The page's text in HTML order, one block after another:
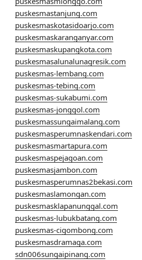
puskesmastanjung.com
puskesmaskotasidoarjo.com
puskesmaskaranganyar.com
puskesmaskupangkota.com
puskesmasalunalunagresik.com
puskesmas-lembang.com
puskesmas-tebing.com
puskesmas-sukabumi.com
puskesmas-jonggol.com
puskesmassungaimalang.com
puskesmasperumnaskendari.com
puskesmasmartapura.com
puskesmaspejagoan.com
puskesmasjambon.com
puskesmasperumnas2bekasi.com
puskesmaslamongan.com
puskesmasklapanunggal.com
puskesmas-lubukbatang.com
puskesmas-cigombong.com
puskesmasdramaga.com
sdn006sungaipinang.com